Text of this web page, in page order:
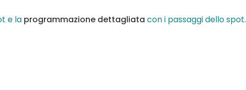
e la programmazione dettagliata con i passaggi dello spot.